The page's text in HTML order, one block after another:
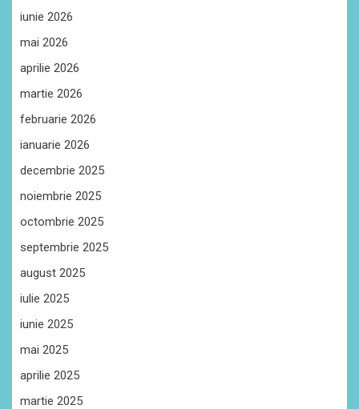
iunie 2026
mai 2026
aprilie 2026
martie 2026
februarie 2026
ianuarie 2026
decembrie 2025
noiembrie 2025
octombrie 2025
septembrie 2025
august 2025
iulie 2025
iunie 2025
mai 2025
aprilie 2025
martie 2025